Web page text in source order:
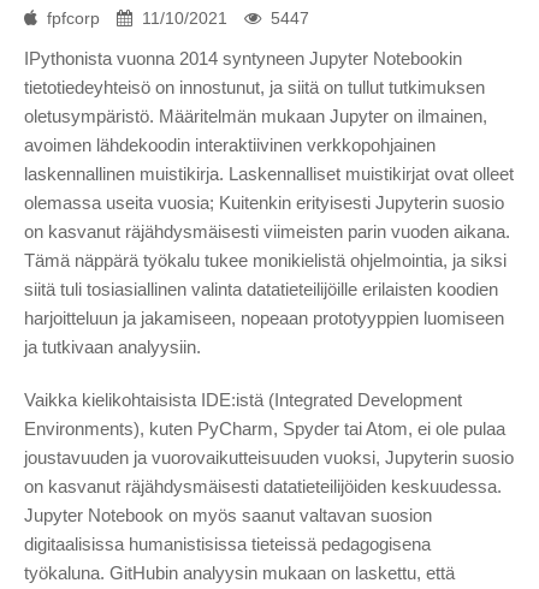
fpfcorp 11/10/2021 5447
IPythonista vuonna 2014 syntyneen Jupyter Notebookin
tietotiedeyhteisö on innostunut, ja siitä on tullut tutkimuksen
oletusympäristö. Määritelmän mukaan Jupyter on ilmainen,
avoimen lähdekoodin interaktiivinen verkkopohjainen
laskennallinen muistikirja. Laskennalliset muistikirjat ovat olleet
olemassa useita vuosia; Kuitenkin erityisesti Jupyterin suosio
on kasvanut räjähdysmäisesti viimeisten parin vuoden aikana.
Tämä näppärä työkalu tukee monikielistä ohjelmointia, ja siksi
siitä tuli tosiasiallinen valinta datatieteilijöille erilaisten koodien
harjoitteluun ja jakamiseen, nopeaan prototyyppien luomiseen
ja tutkivaan analyysiin.
Vaikka kielikohtaisista IDE:istä (Integrated Development
Environments), kuten PyCharm, Spyder tai Atom, ei ole pulaa
joustavuuden ja vuorovaikutteisuuden vuoksi, Jupyterin suosio
on kasvanut räjähdysmäisesti datatieteilijöiden keskuudessa.
Jupyter Notebook on myös saanut valtavan suosion
digitaalisissa humanistisissa tieteissä pedagogisena
työkaluna. GitHubin analyysin mukaan on laskettu, että